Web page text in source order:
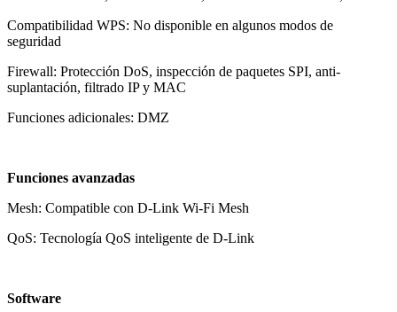
Compatibilidad WPS: No disponible en algunos modos de
seguridad
Firewall: Protección DoS, inspección de paquetes SPI, anti-
suplantación, filtrado IP y MAC
Funciones adicionales: DMZ
Funciones avanzadas
Mesh: Compatible con D-Link Wi-Fi Mesh
QoS: Tecnología QoS inteligente de D-Link
Software